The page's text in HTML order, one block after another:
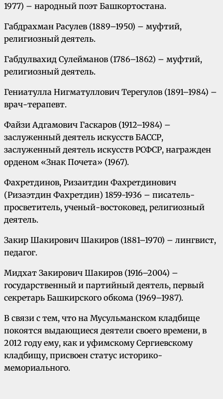
1977) – народный поэт Башкортостана.
Габдрахман Расулев (1889–1950) – муфтий,
религиозный деятель.
Габдулвахид Сулейманов (1786–1862) – муфтий,
религиозный деятель.
Гениатулла Нигматуллович Терегулов (1891–1984) –
врач-терапевт.
Файзи Адгамович Гаскаров (1912–1984) –
заслуженный деятель искусств БАССР,
заслуженный деятель искусств РСФСР, награжден
орденом «Знак Почета» (1967).
Фахретдинов, Ризаитдин Фахретдинович
(Ризаэтдин Фахретдин) 1859-1936 – писатель-
просветитель, ученый-востоковед, религиозный
деятель.
Закир Шакирович Шакиров (1881–1970) – лингвист,
педагог.
Мидхат Закирович Шакиров (1916–2004) –
государственный и партийный деятель, первый
секретарь Башкирского обкома (1969–1987).
В связи с тем, что на Мусульманском кладбище
покоятся выдающиеся деятели своего времени, в
2012 году ему, как и уфимскому Сергиевскому
кладбищу, присвоен статус историко-
мемориального.